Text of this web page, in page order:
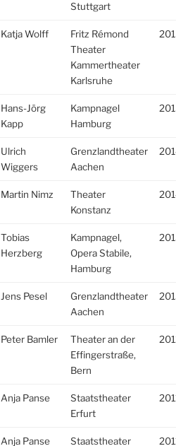
Stuttgart
Katja Wolff
Fritz Rémond
Theater
Kammertheater
Karlsruhe
Hans-Jörg
Kapp
Kampnagel
Hamburg
Ulrich
Wiggers
Grenzlandtheater
Aachen
Martin Nimz
Theater
Konstanz
Tobias
Herzberg
Kampnagel,
Opera Stabile,
Hamburg
Jens Pesel
Grenzlandtheater
Aachen
Peter Bamler
Theater an der
Effingerstraße,
Bern
Anja Panse
Staatstheater
Erfurt
Anja Panse Staatstheater